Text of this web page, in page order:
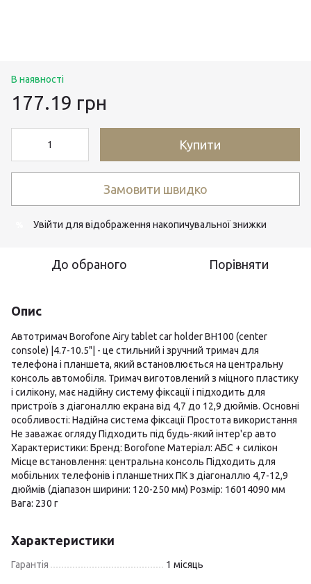
В наявності
177.19 грн
Купити
Замовити швидко
Увійти для відображення накопичувальної знижки
До обраного Порівняти
Опис
Автотримач Borofone Airy tablet car holder BH100 (center
console) |4.7-10.5"| - це стильний і зручний тримач для
телефона і планшета, який встановлюється на центральну
консоль автомобіля. Тримач виготовлений з міцного пластику
і силікону, має надійну систему фіксації і підходить для
пристроїв з діагоналлю екрана від 4,7 до 12,9 дюймів. Основні
особливості: Надійна система фіксації Простота використання
Не заважає огляду Підходить під будь-який інтер'єр авто
Характеристики: Бренд: Borofone Матеріал: АБС + силікон
Місце встановлення: центральна консоль Підходить для
мобільних телефонів і планшетних ПК з діагоналлю 4,7-12,9
дюймів (діапазон ширини: 120-250 мм) Розмір: 16014090 мм
Вага: 230 г
Характеристики
Гарантія 1 місяць